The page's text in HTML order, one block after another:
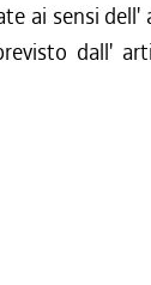
ai sensi
dall'